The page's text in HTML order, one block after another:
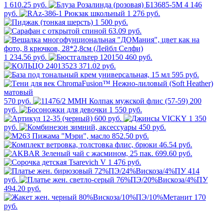
1 610.25 руб.
4 146
руб.
1 276 руб.
1 500 руб.
63.09 руб.
1 234.56 руб.
460 руб.
371.02 руб.
595 руб.
570 руб.
200
руб.
1 550 руб.
600 руб.
1 350
руб.
450 руб.
852.50 руб.
46.54 руб.
699.60 руб.
476 руб.
414
руб.
494.20 руб.
170
руб.